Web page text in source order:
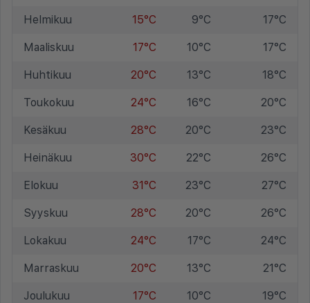
Helmikuu 15°C 9°C 17°C
Maaliskuu 17°C 10°C 17°C
Huhtikuu 20°C 13°C 18°C
Toukokuu 24°C 16°C 20°C
Kesäkuu 28°C 20°C 23°C
Heinäkuu 30°C 22°C 26°C
Elokuu 31°C 23°C 27°C
Syyskuu 28°C 20°C 26°C
Lokakuu 24°C 17°C 24°C
Marraskuu 20°C 13°C 21°C
Joulukuu 17°C 10°C 19°C